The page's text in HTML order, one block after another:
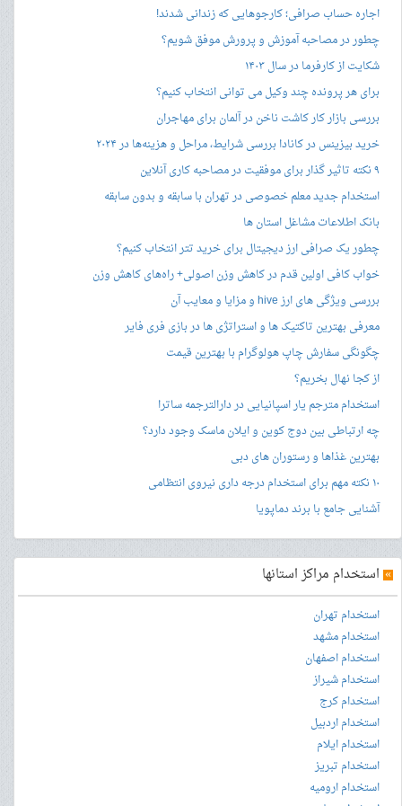
اجاره حساب صرافی؛ کارجوهایی که زندانی شدند!
چطور در مصاحبه‌ آموزش و پرورش موفق شویم؟
شکایت از کارفرما در سال ۱۴۰۳
برای هر پرونده چند وکیل می توانی انتخاب کنیم؟
بررسی بازار کار کاشت ناخن در آلمان برای مهاجران
خرید بیزینس در کانادا بررسی شرایط، مراحل و هزینه‌ها در ۲۰۲۴
۹ نکته تاثیر گذار برای موفقیت در مصاحبه کاری آنلاین
استخدام جدید معلم خصوصی در تهران با سابقه و بدون سابقه
بانک اطلاعات مشاغل استان ها
چطور یک صرافی ارز دیجیتال برای خرید تتر انتخاب کنیم؟
خواب کافی اولین قدم در کاهش وزن اصولی+ راه‌های کاهش وزن
بررسی ویژگی های ارز hive و مزایا و معایب آن
معرفی بهترین تاکتیک ها و استراتژی ها در بازی فری فایر
چگونگی سفارش چاپ هولوگرام با بهترین قیمت
از کجا نهال بخریم؟
استخدام مترجم یار اسپانیایی در دارالترجمه ساترا
چه ارتباطی بین دوج کوین و ایلان ماسک وجود دارد؟
بهترین غذاها و رستوران های دبی
۱۰ نکته مهم برای استخدام درجه داری نیروی انتظامی
آشنایی جامع با برند دماپویا
» استخدام مراکز استانها
استخدام تهران
استخدام مشهد
استخدام اصفهان
استخدام شیراز
استخدام کرج
استخدام اردبیل
استخدام ایلام
استخدام تبریز
استخدام ارومیه